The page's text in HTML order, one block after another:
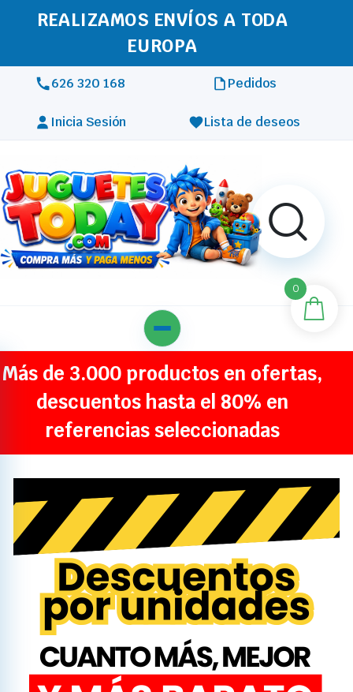
REALIZAMOS ENVÍOS A TODA
EUROPA
626 320 168 Pedidos
Inicia Sesión Lista de deseos
Más de 3.000 productos en ofertas,
descuentos hasta el 80% en
referencias seleccionadas
0